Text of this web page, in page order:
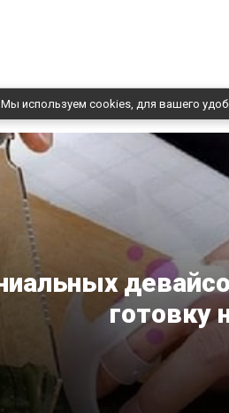
Мы используем cookies, для вашего
готовку